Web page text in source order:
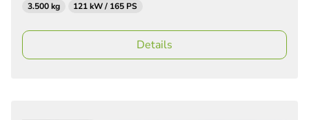
3.500 kg 121 kW / 165 PS
Details